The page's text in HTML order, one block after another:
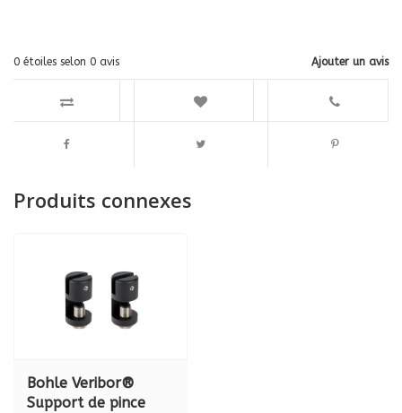
Ajouter un avis
0 étoiles selon 0 avis
Produits connexes
Bohle Veribor®
Support de pince